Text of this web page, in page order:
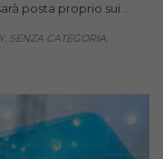
posta proprio sui…
, SENZA CATEGORIA,